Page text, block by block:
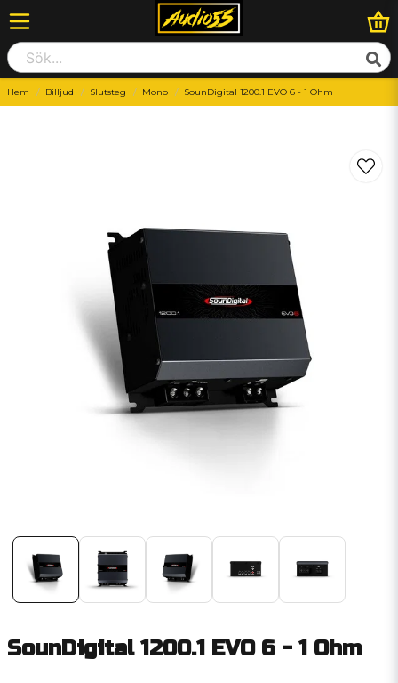
Hem Billjud Slutsteg Mono SounDigital 1200.1 EVO 6 - 1 Ohm
SounDigital 1200.1 EVO 6 - 1 Ohm